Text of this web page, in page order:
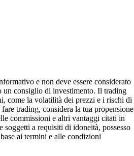
e non deve essere considerato
un consiglio di investimento. Il trading
come la volatilità dei prezzi e i rischi di
trading, considera la tua propensione
commissioni e altri vantaggi citati in
soggetti a requisiti di idoneità, possesso
ai termini e alle condizioni